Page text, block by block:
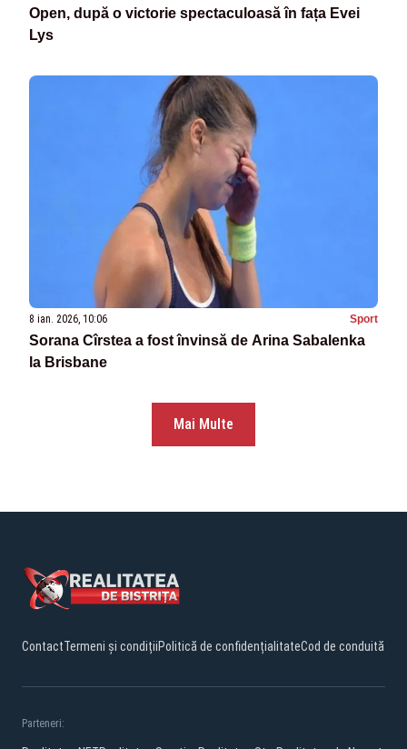
Open, după o victorie spectaculoasă în fața Evei
Lys
8 ian. 2026, 10:06 Sport
Sorana Cîrstea a fost învinsă de Arina Sabalenka
la Brisbane
Mai Multe
ContactTermeni și condițiiPolitică de confidențialitateCod de conduită
Parteneri: